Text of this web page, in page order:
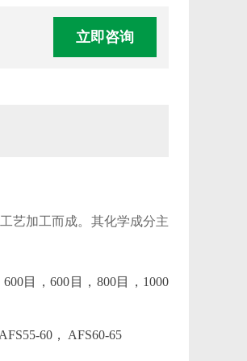
立即咨询
艺加工而成。其化学成分主
目，600目，800目，1000
60， AFS60-65